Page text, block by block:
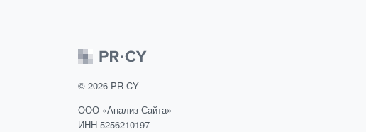
© 2026 PR-CY
ООО «Анализ Сайта»
ИНН 5256210197